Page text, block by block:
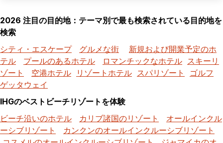
2026 注目の目的地：テーマ別で最も検索されている目的地を
検索
シティ・エスケープ
グルメな街
新規および開業予定のホ
テル
プールのあるホテル ロマンチックなホテル スキーリ
ゾート
空港ホテル リゾートホテル スパリゾート
ゴルフ
ゲッタウェイ
IHGのベストビーチリゾートを体験
ビーチ沿いのホテル
カリブ諸国のリゾート
オールインクル
ーシブリゾート
カンクンのオールインクルーシブリゾート